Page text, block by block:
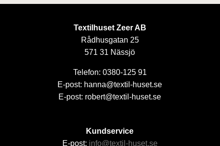
Textilhuset Zeer AB
Rådhusgatan 25
571 31 Nässjö
Telefon: 0380-125 91
E-post: hanna@textil-huset.se
E-post: robert@textil-huset.se
Kundservice
E-post: info@textil-huset.se